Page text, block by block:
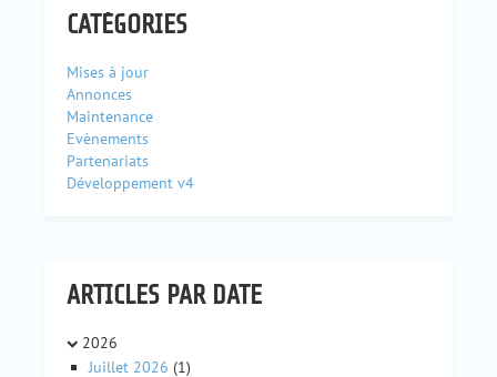
CATÉGORIES
Mises à jour
Annonces
Maintenance
Evènements
Partenariats
Développement v4
ARTICLES PAR DATE
2026
Juillet 2026 (1)